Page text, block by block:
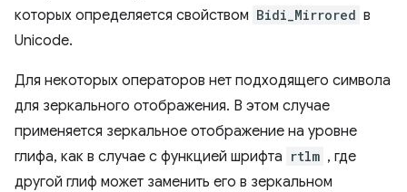
которых определяется свойством Bidi_Mirrored в
Unicode.
Для некоторых операторов нет подходящего символа
для зеркального отображения. В этом случае
применяется зеркальное отображение на уровне
глифа, как в случае с функцией шрифта rtlm , где
другой глиф может заменить его в зеркальном